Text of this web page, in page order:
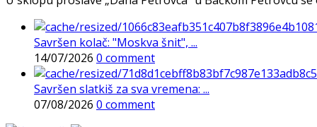
Savršen kolač: "Moskva šnit", ...
14/07/2026 0 comment
Savršen slatkiš za sva vremena: ...
07/08/2026 0 comment